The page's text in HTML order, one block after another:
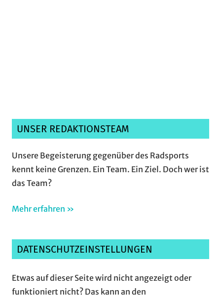
UNSER REDAKTIONSTEAM
Unsere Begeisterung gegenüber des Radsports
kennt keine Grenzen. Ein Team. Ein Ziel. Doch wer ist
das Team?
Mehr erfahren »
DATENSCHUTZEINSTELLUNGEN
Etwas auf dieser Seite wird nicht angezeigt oder
funktioniert nicht? Das kann an den